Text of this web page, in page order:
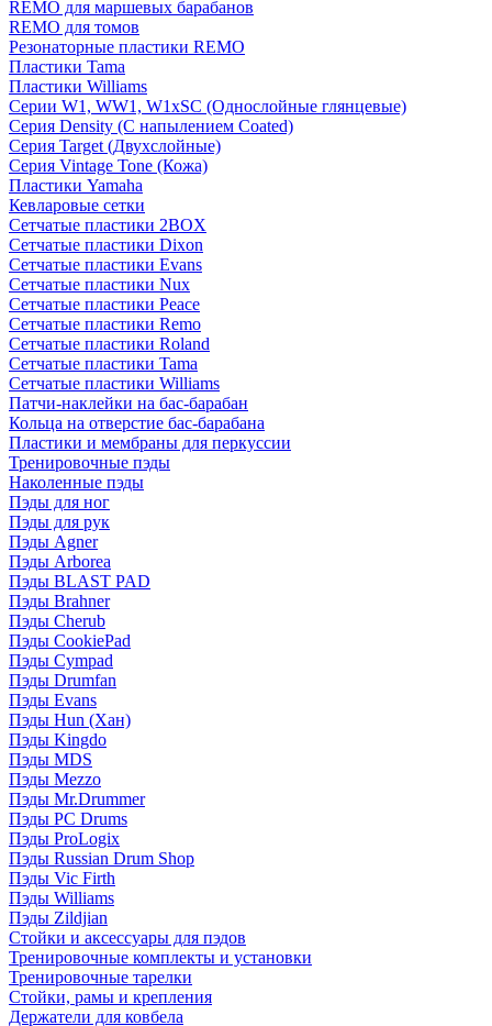
REMO для маршевых барабанов
REMO для томов
Резонаторные пластики REMO
Пластики Tama
Пластики Williams
Серии W1, WW1, W1xSC (Однослойные глянцевые)
Серия Density (C напылением Coated)
Серия Target (Двухслойные)
Серия Vintage Tone (Кожа)
Пластики Yamaha
Кевларовые сетки
Сетчатые пластики 2BOX
Сетчатые пластики Dixon
Сетчатые пластики Evans
Сетчатые пластики Nux
Сетчатые пластики Peace
Сетчатые пластики Remo
Сетчатые пластики Roland
Сетчатые пластики Tama
Сетчатые пластики Williams
Патчи-наклейки на бас-барабан
Кольца на отверстие бас-барабана
Пластики и мембраны для перкуссии
Тренировочные пэды
Наколенные пэды
Пэды для ног
Пэды для рук
Пэды Agner
Пэды Arborea
Пэды BLAST PAD
Пэды Brahner
Пэды Cherub
Пэды CookiePad
Пэды Cympad
Пэды Drumfan
Пэды Evans
Пэды Hun (Хан)
Пэды Kingdo
Пэды MDS
Пэды Mezzo
Пэды Mr.Drummer
Пэды PC Drums
Пэды ProLogix
Пэды Russian Drum Shop
Пэды Vic Firth
Пэды Williams
Пэды Zildjian
Стойки и аксессуары для пэдов
Тренировочные комплекты и установки
Тренировочные тарелки
Стойки, рамы и крепления
Держатели для ковбела